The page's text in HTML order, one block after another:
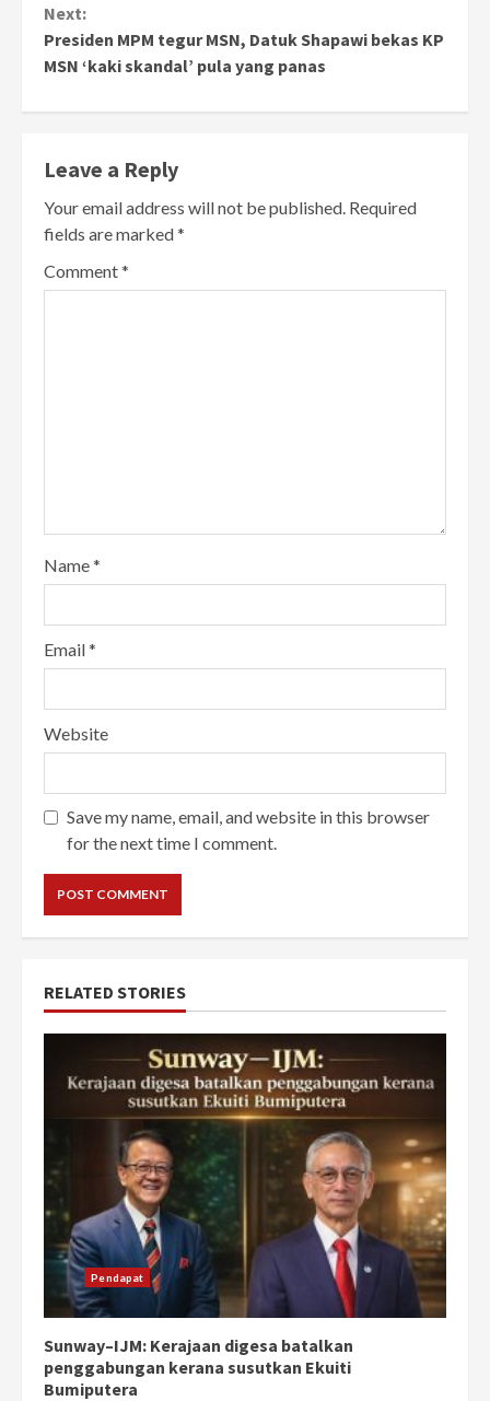
Next:
Presiden MPM tegur MSN, Datuk Shapawi bekas KP
MSN ‘kaki skandal’ pula yang panas
Leave a Reply
Your email address will not be published. Required
fields are marked*
Comment*
Name*
Email*
Website
Save my name, email, and website in this browser
for the next time I comment.
RELATED STORIES
Pendapat
Sunway–IJM: Kerajaan digesa batalkan
penggabungan kerana susutkan Ekuiti
Bumiputera